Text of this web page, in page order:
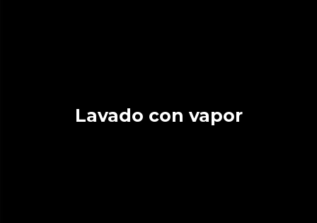
Lavado con vapor